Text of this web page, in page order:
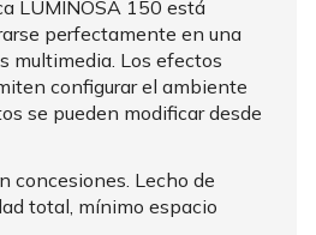
LUMINOSA 150 está
perfectamente en una
multimedia. Los efectos
configurar el ambiente
se pueden modificar desde
concesiones. Lecho de
total, mínimo espacio